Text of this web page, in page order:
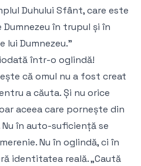
Duhului Sfânt, care este
Dumnezeu în trupul și în
lui Dumnezeu.”
într-o oglindă!
că omul nu a fost creat
a căuta. Și nu orice
aceea care pornește din
în auto-suficiență se
Nu în oglindă, ci în
identitatea reală. „Caută